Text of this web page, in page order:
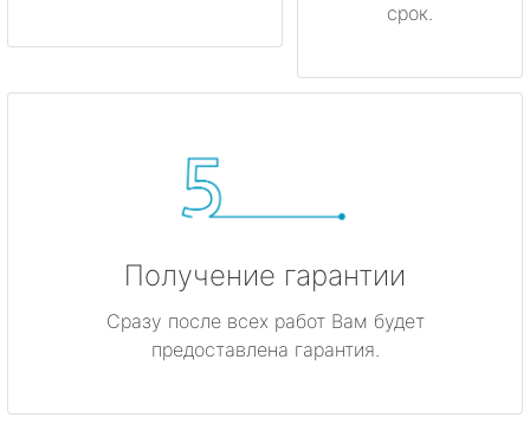
срок.
Получение гарантии
Сразу после всех работ Вам будет
предоставлена гарантия.